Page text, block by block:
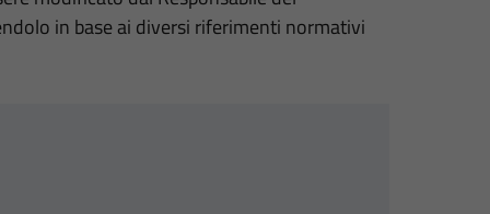
in base ai diversi riferimenti normativi